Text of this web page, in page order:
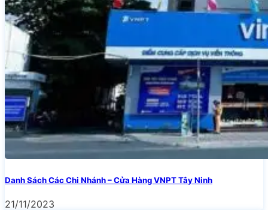
Danh Sách Các Chi Nhánh – Cửa Hàng VNPT Tây Ninh
21/11/2023